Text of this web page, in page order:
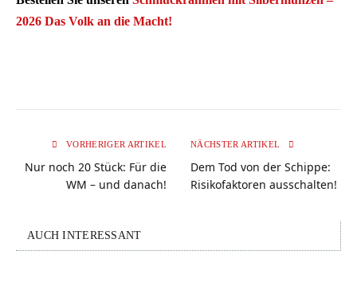
2026 Das Volk an die Macht!
VORHERIGER ARTIKEL
Nur noch 20 Stück: Für die
WM – und danach!
NÄCHSTER ARTIKEL
Dem Tod von der Schippe:
Risikofaktoren ausschalten!
AUCH INTERESSANT